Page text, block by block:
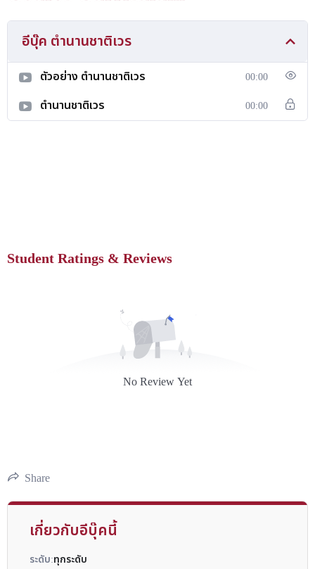
อีบุ๊ค ตำนานชาติเวร
ตัวอย่าง ตำนานชาติเวร 00:00
ตำนานชาติเวร 00:00
Student Ratings & Reviews
No Review Yet
Share
เกี่ยวกับอีบุ๊คนี้
ระดับ:ทุกระดับ